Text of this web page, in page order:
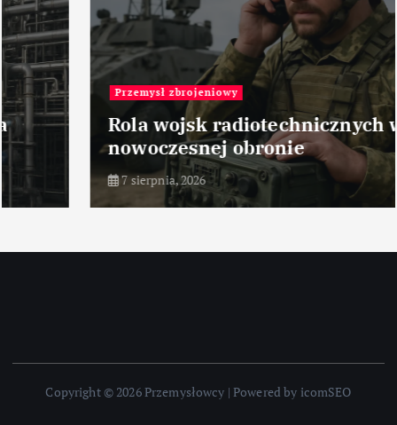
Przemysł zbrojeniowy
Rola wojsk radiotechnicznych w
nowoczesnej obronie
7 sierpnia, 2026
Copyright © 2026 Przemysłowcy | Powered by icomSEO